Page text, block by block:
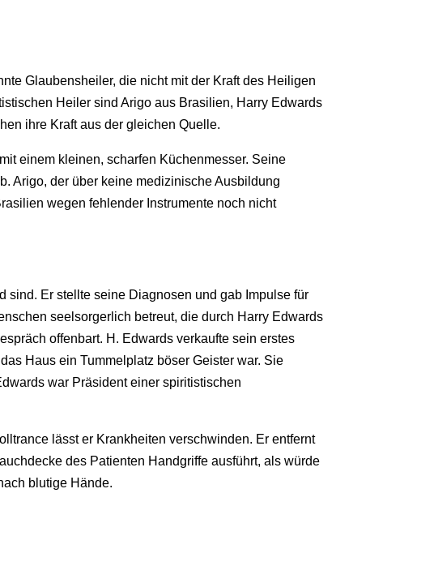
Glaubensheiler, die nicht mit der Kraft des Heiligen
Heiler sind Arigo aus Brasilien, Harry Edwards
ihre Kraft aus der gleichen Quelle.
einem kleinen, scharfen Küchenmesser. Seine
Arigo, der über keine medizinische Ausbildung
wegen fehlender Instrumente noch nicht
sind. Er stellte seine Diagnosen und gab Impulse für
seelsorgerlich betreut, die durch Harry Edwards
offenbart. H. Edwards verkaufte sein erstes
Haus ein Tummelplatz böser Geister war. Sie
war Präsident einer spiritistischen
lässt er Krankheiten verschwinden. Er entfernt
des Patienten Handgriffe ausführt, als würde
blutige Hände.